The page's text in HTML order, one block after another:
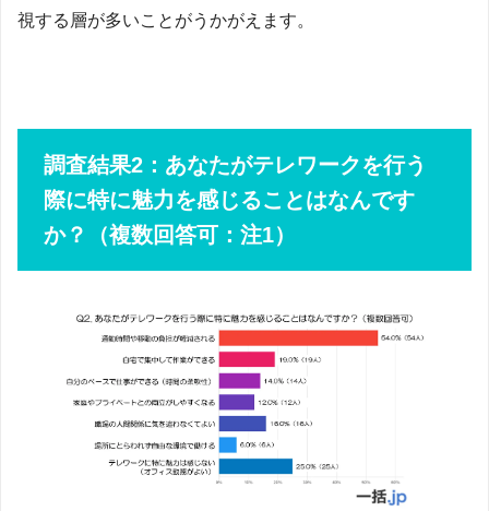
視する層が多いことがうかがえます。
調査結果2：あなたがテレワークを行う
際に特に魅力を感じることはなんです
か？（複数回答可：注1）